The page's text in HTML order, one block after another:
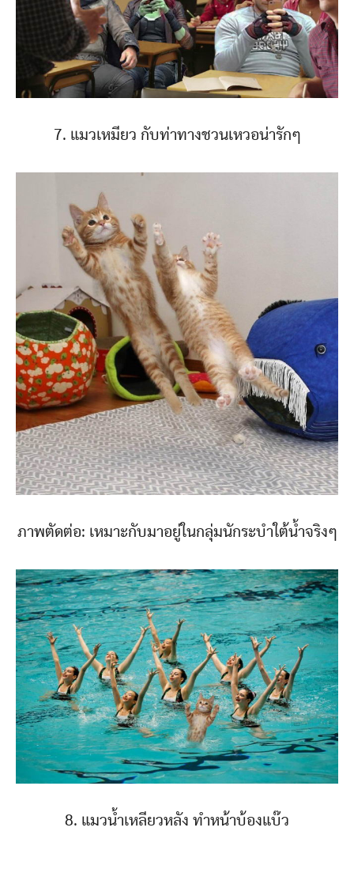
7. แมวเหมียว กับท่าทางชวนเหวอน่ารักๆ
ภาพตัดต่อ: เหมาะกับมาอยู่ในกลุ่มนักระบำใต้น้ำจริงๆ
8. แมวน้ำเหลียวหลัง ทำหน้าบ้องแบ๊ว